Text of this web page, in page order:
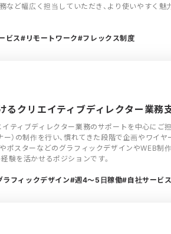
など幅広く担当していただき、より使いやすく
ビス リモートワーク フレックス制度
クリエイティブディレクター業務
ティブディレクター業務のサポートを中心にご
）の制作を行い、慣れてきた段階で企画やワイ
ポスターなどのグラフィックデザインやWEB制
験を活かせるポジションです。
ラフィックデザイン 週4〜5日稼働 自社サービス